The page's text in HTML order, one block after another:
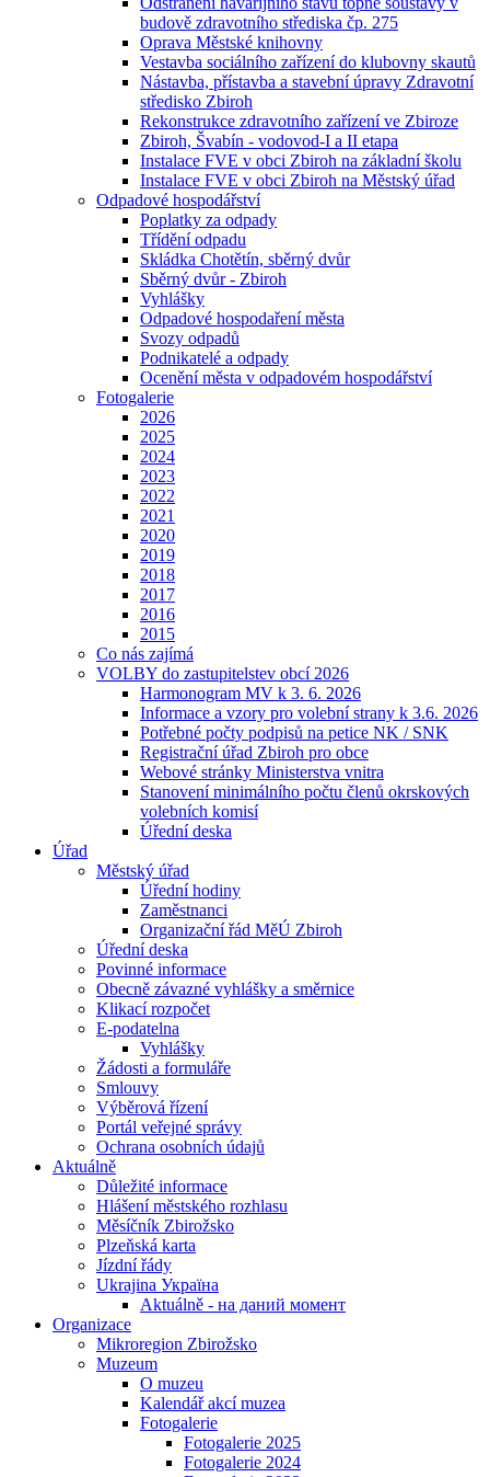
budově zdravotního střediska čp. 275
Oprava Městské knihovny
Vestavba sociálního zařízení do klubovny skautů
Nástavba, přístavba a stavební úpravy Zdravotní
středisko Zbiroh
Rekonstrukce zdravotního zařízení ve Zbiroze
Zbiroh, Švabín - vodovod-I a II etapa
Instalace FVE v obci Zbiroh na základní školu
Instalace FVE v obci Zbiroh na Městský úřad
Odpadové hospodářství
Poplatky za odpady
Třídění odpadu
Skládka Chotětín, sběrný dvůr
Sběrný dvůr - Zbiroh
Vyhlášky
Odpadové hospodaření města
Svozy odpadů
Podnikatelé a odpady
Ocenění města v odpadovém hospodářství
Fotogalerie
2026
2025
2024
2023
2022
2021
2020
2019
2018
2017
2016
2015
Co nás zajímá
VOLBY do zastupitelstev obcí 2026
Harmonogram MV k 3. 6. 2026
Informace a vzory pro volební strany k 3.6. 2026
Potřebné počty podpisů na petice NK / SNK
Registrační úřad Zbiroh pro obce
Webové stránky Ministerstva vnitra
Stanovení minimálního počtu členů okrskových
volebních komisí
Úřední deska
Úřad
Městský úřad
Úřední hodiny
Zaměstnanci
Organizační řád MěÚ Zbiroh
Úřední deska
Povinné informace
Obecně závazné vyhlášky a směrnice
Klikací rozpočet
E-podatelna
Vyhlášky
Žádosti a formuláře
Smlouvy
Výběrová řízení
Portál veřejné správy
Ochrana osobních údajů
Aktuálně
Důležité informace
Hlášení městského rozhlasu
Měsíčník Zbirožsko
Plzeňská karta
Jízdní řády
Ukrajina Україна
Aktuálně - на даний момент
Organizace
Mikroregion Zbirožsko
Muzeum
O muzeu
Kalendář akcí muzea
Fotogalerie
Fotogalerie 2025
Fotogalerie 2024